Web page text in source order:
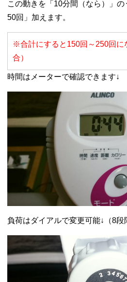
この動きを「10分間（なら）」
50回」加えます。
※合計にすると150回～250回に
合）
時間はメーターで確認できます↓
負荷はダイアルで変更可能↓（8段